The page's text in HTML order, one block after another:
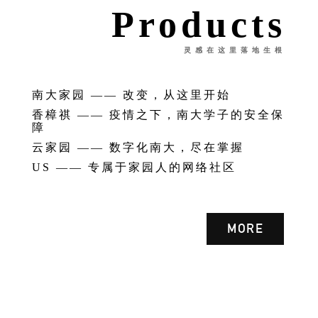
Products
灵感在这里落地生根
南大家园 —— 改变，从这里开始
香樟祺 —— 疫情之下，南大学子的安全保
障
云家园 —— 数字化南大，尽在掌握
US —— 专属于家园人的网络社区
MORE